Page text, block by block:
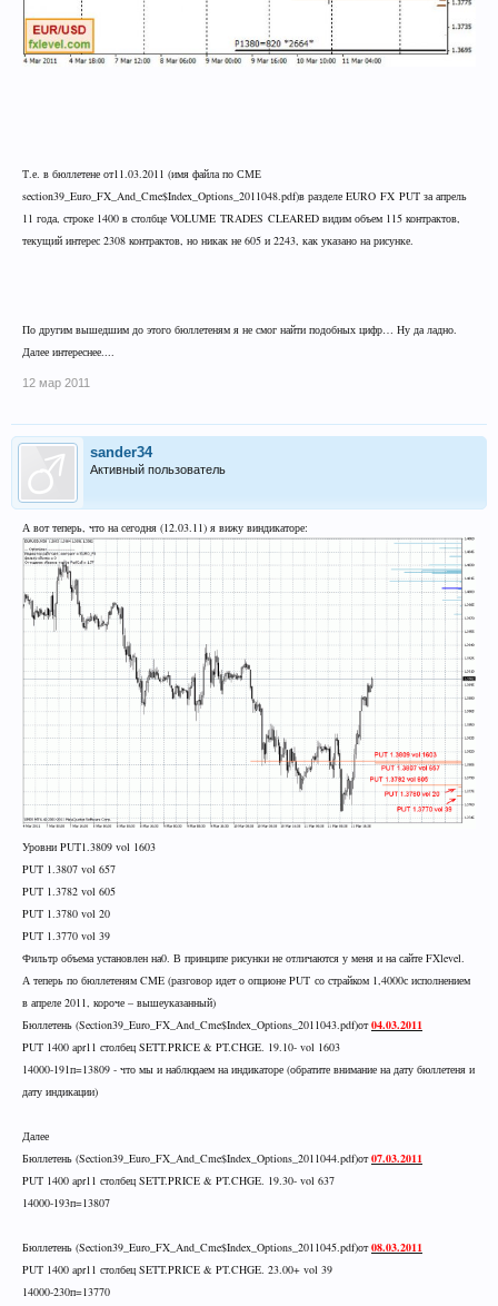
Т.е. в бюллетене от11.03.2011 (имя файла по СМЕ
section39_Euro_FX_And_Cme$Index_Options_2011048.pdf)в разделе EURO FX PUT за апрель
11 года, строке 1400 в столбце VOLUME TRADES CLEARED видим объем 115 контрактов,
текущий интерес 2308 контрактов, но никак не 605 и 2243, как указано на рисунке.
По другим вышедшим до этого бюллетеням я не смог найти подобных цифр… Ну да ладно.
Далее интереснее....
12 мар 2011
sander34
Активный пользователь
А вот теперь, что на сегодня (12.03.11) я вижу виндикаторе:
Уровни PUT1.3809 vol 1603
PUT 1.3807 vol 657
PUT 1.3782 vol 605
PUT 1.3780 vol 20
PUT 1.3770 vol 39
Фильтр объема установлен на0. В принципе рисунки не отличаются у меня и на сайте FXlevel
А теперь по бюллетеням CME (разговор идет о опционе PUT со страйком 1,4000с исполнением
в апреле 2011, короче – вышеуказанный)
Бюллетень (Section39_Euro_FX_And_Cme$Index_Options_2011043.pdf)от 04.03.2011
PUT 1400 apr11 столбец SETT.PRICE & PT.CHGE. 19.10- vol 1603
14000-191п=13809 - что мы и наблюдаем на индикаторе (обратите внимание на дату бюллетеня и
дату индикации)
Далее
Бюллетень (Section39_Euro_FX_And_Cme$Index_Options_2011044.pdf)от 07.03.2011
PUT 1400 apr11 столбец SETT.PRICE & PT.CHGE. 19. 30- vol 637
14000-193п=13807
Бюллетень (Section39_Euro_FX_And_Cme$Index_Options_2011045.pdf)от 08.03.2011
PUT 1400 apr11 столбец SETT.PRICE & PT.CHGE. 23 00+ vol 39
14000-230п=13770